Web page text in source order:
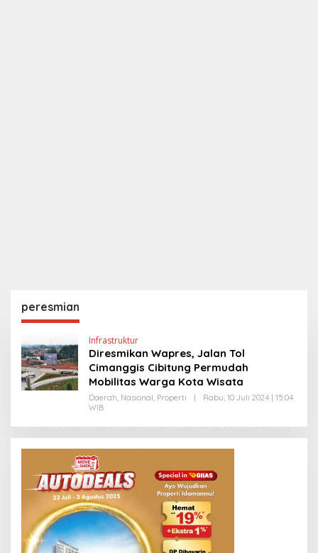
peresmian
Infrastruktur
Diresmikan Wapres, Jalan Tol
Cimanggis Cibitung Permudah
Mobilitas Warga Kota Wisata
Daerah, Nasional, Properti
Rabu, 10 Juli 2024 | 15:04
WIB
E
H
H
D
R
A
N
E
W
S
L